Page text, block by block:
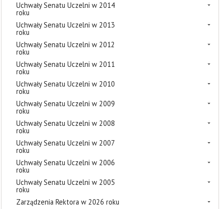
Uchwały Senatu Uczelni w 2014
roku
Uchwały Senatu Uczelni w 2013
roku
Uchwały Senatu Uczelni w 2012
roku
Uchwały Senatu Uczelni w 2011
roku
Uchwały Senatu Uczelni w 2010
roku
Uchwały Senatu Uczelni w 2009
roku
Uchwały Senatu Uczelni w 2008
roku
Uchwały Senatu Uczelni w 2007
roku
Uchwały Senatu Uczelni w 2006
roku
Uchwały Senatu Uczelni w 2005
roku
Zarządzenia Rektora w 2026 roku